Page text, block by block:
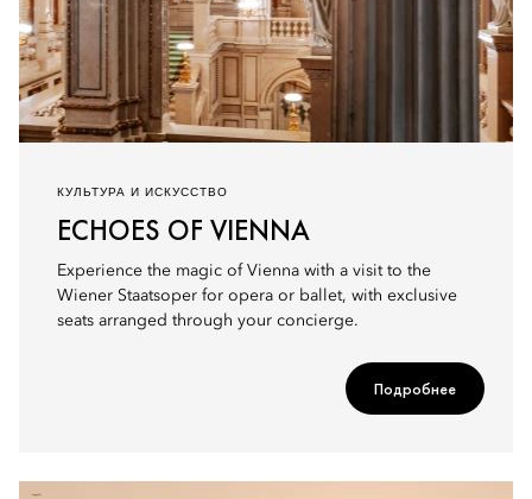
КУЛЬТУРА И ИСКУССТВО
ECHOES OF VIENNA
Experience the magic of Vienna with a visit to the
Wiener Staatsoper for opera or ballet, with exclusive
seats arranged through your concierge.
Подробнее